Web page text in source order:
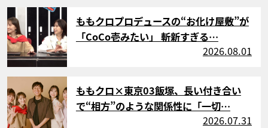
サムネイル
ももクロプロデュースの“お化け屋敷”が
「CoCo壱みたい」 斬新すぎる…
2026.08.01
サムネイル
ももクロ×東京03飯塚、長い付き合い
で“相方”のような関係性に「一切…
2026.07.31